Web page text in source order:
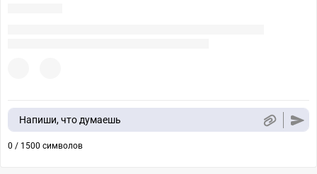
Напиши, что думаешь
0 / 1500 символов